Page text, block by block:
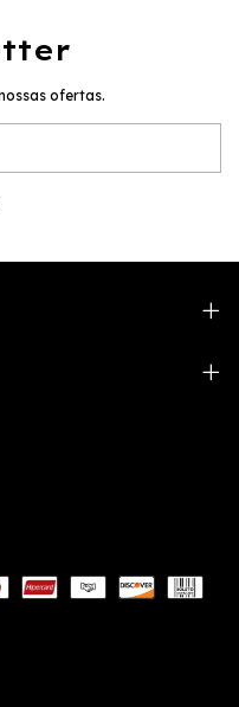
ofertas.